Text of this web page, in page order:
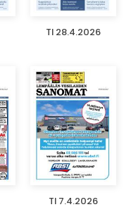
TI 28.4.2026
TI 7.4.2026